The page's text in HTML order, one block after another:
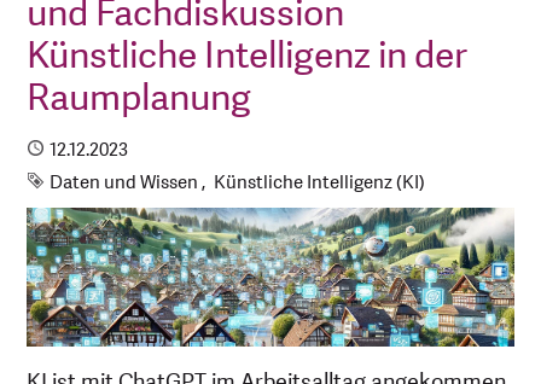
und Fachdiskussion
Künstliche Intelligenz in der
Raumplanung
Publiziert
12.12.2023
Schlagworte
Daten und Wissen Künstliche Intelligenz (KI)